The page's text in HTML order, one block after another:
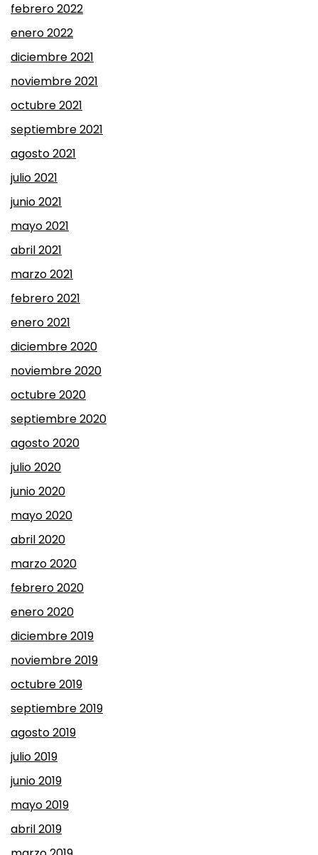
febrero 2022
enero 2022
diciembre 2021
noviembre 2021
octubre 2021
septiembre 2021
agosto 2021
julio 2021
junio 2021
mayo 2021
abril 2021
marzo 2021
febrero 2021
enero 2021
diciembre 2020
noviembre 2020
octubre 2020
septiembre 2020
agosto 2020
julio 2020
junio 2020
mayo 2020
abril 2020
marzo 2020
febrero 2020
enero 2020
diciembre 2019
noviembre 2019
octubre 2019
septiembre 2019
agosto 2019
julio 2019
junio 2019
mayo 2019
abril 2019